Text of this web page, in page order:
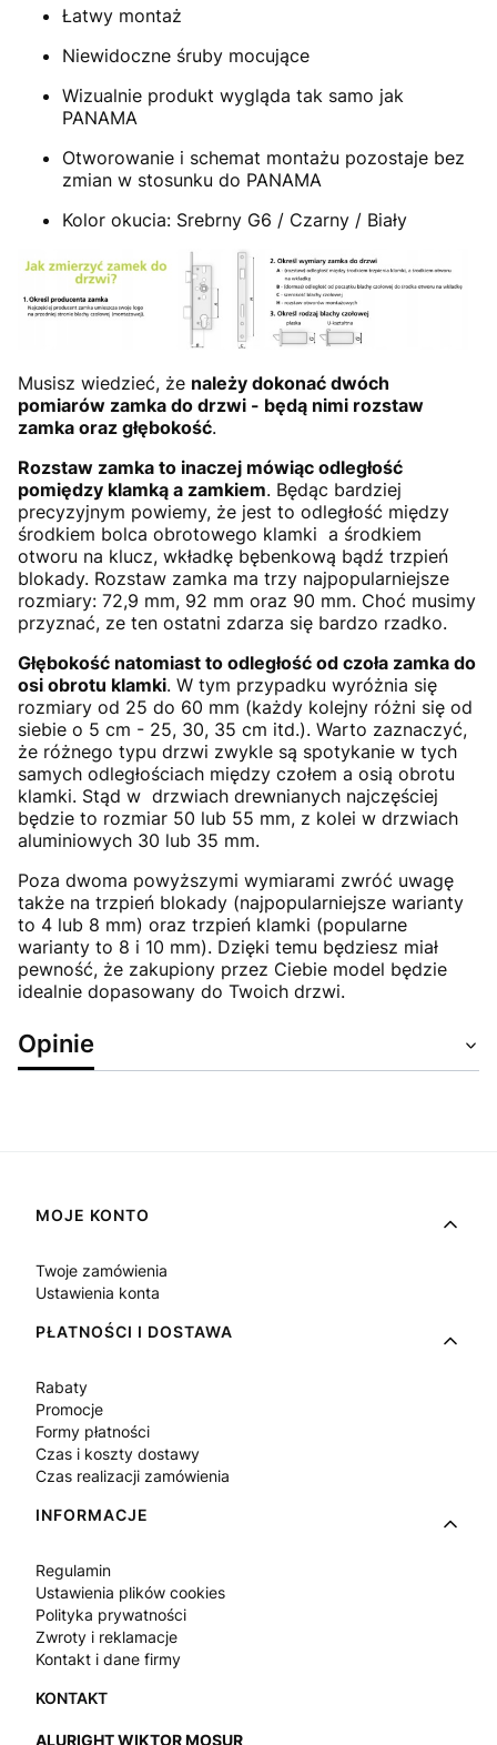
Łatwy montaż
Niewidoczne śruby mocujące
Wizualnie produkt wygląda tak samo jak
PANAMA
Otworowanie i schemat montażu pozostaje bez
zmian w stosunku do PANAMA
Kolor okucia: Srebrny G6 / Czarny / Biały
Musisz wiedzieć, że należy dokonać dwóch
pomiarów zamka do drzwi - będą nimi rozstaw
zamka oraz głębokość.
Rozstaw zamka to inaczej mówiąc odległość
pomiędzy klamką a zamkiem. Będąc bardziej
precyzyjnym powiemy, że jest to odległość między
środkiem bolca obrotowego klamki a środkiem
otworu na klucz, wkładkę bębenkową bądź trzpień
blokady. Rozstaw zamka ma trzy najpopularniejsze
rozmiary: 72,9 mm, 92 mm oraz 90 mm. Choć musimy
przyznać, ze ten ostatni zdarza się bardzo rzadko.
Głębokość natomiast to odległość od czoła zamka do
osi obrotu klamki. W tym przypadku wyróżnia się
rozmiary od 25 do 60 mm (każdy kolejny różni się od
siebie o 5 cm - 25, 30, 35 cm itd.). Warto zaznaczyć,
że różnego typu drzwi zwykle są spotykanie w tych
samych odległościach między czołem a osią obrotu
klamki. Stąd w drzwiach drewnianych najczęściej
będzie to rozmiar 50 lub 55 mm, z kolei w drzwiach
aluminiowych 30 lub 35 mm.
Poza dwoma powyższymi wymiarami zwróć uwagę
także na trzpień blokady (najpopularniejsze warianty
to 4 lub 8 mm) oraz trzpień klamki (popularne
warianty to 8 i 10 mm). Dzięki temu będziesz miał
pewność, że zakupiony przez Ciebie model będzie
idealnie dopasowany do Twoich drzwi.
Opinie
Linki w stopce
MOJE KONTO
Twoje zamówienia
Ustawienia konta
PŁATNOŚCI I DOSTAWA
Rabaty
Promocje
Formy płatności
Czas i koszty dostawy
Czas realizacji zamówienia
INFORMACJE
Regulamin
Ustawienia plików cookies
Polityka prywatności
Zwroty i reklamacje
Kontakt i dane firmy
ALURIGHT WIKTOR MOSUR